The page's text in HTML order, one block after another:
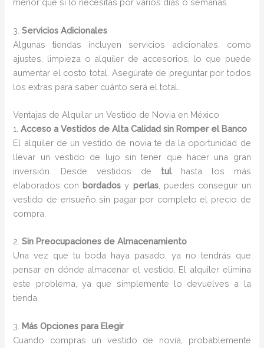
menor que si lo necesitas por varios días o semanas.
3.Servicios Adicionales
Algunas tiendas incluyen servicios adicionales, como
ajustes, limpieza o alquiler de accesorios, lo que puede
aumentar el costo total. Asegúrate de preguntar por todos
los extras para saber cuánto será el total.
Ventajas de Alquilar un Vestido de Novia en México
1.Acceso a Vestidos de Alta Calidad sin Romper el Banco
El alquiler de un vestido de novia te da la oportunidad de
llevar un vestido de lujo sin tener que hacer una gran
inversión. Desde vestidos de tulhasta los más
elaborados con bordados y perlas, puedes conseguir un
vestido de ensueño sin pagar por completo el precio de
compra.
2.Sin Preocupaciones de Almacenamiento
Una vez que tu boda haya pasado, ya no tendrás que
pensar en dónde almacenar el vestido. El alquiler elimina
este problema, ya que simplemente lo devuelves a la
tienda.
3. Más Opciones para Elegir
Cuando compras un vestido de novia, probablemente